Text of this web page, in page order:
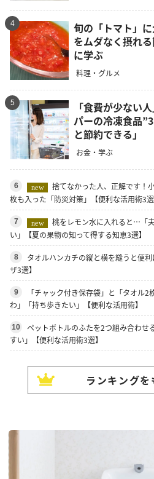
4
旬の「トマト」
をムダなく摂れ
に学ぶ
料理・グルメ
5
「食費が少ない
パーの冷凍食品
と節約できる」
お金・学ぶ
6 new
捨てなかった人、正解です！
枚も入った「防災対策」【便利な活用術3選
7 new
桃をレモン水に入れると…「
い」【夏の果物の知って得する知恵3選】
8
タオルハンカチの縦と横を縫うと便
ザ3選】
9
「チャック付き保存袋」と「タオル
わ」「持ち歩きたい」【便利な活用術】
10
ペットボトルのふたを2つ組み合わせ
すい」【便利な活用術3選】
ランキングを